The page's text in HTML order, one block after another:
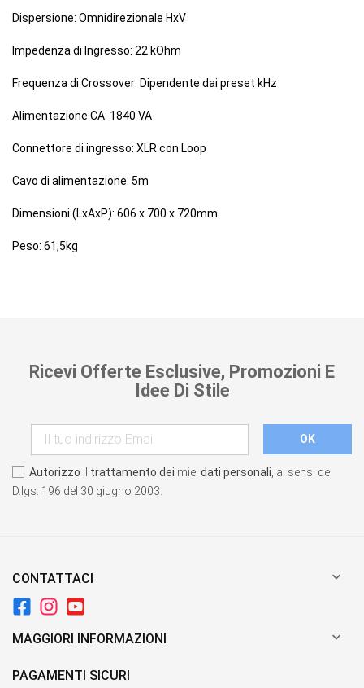
Dispersione: Omnidirezionale HxV
Impedenza di Ingresso: 22 kOhm
Frequenza di Crossover: Dipendente dai preset kHz
Alimentazione CA: 1840 VA
Connettore di ingresso: XLR con Loop
Cavo di alimentazione: 5m
Dimensioni (LxAxP): 606 x 700 x 720mm
Peso: 61,5kg
Ricevi Offerte Esclusive, Promozioni E
Idee Di Stile
Autorizzo il trattamento dei miei dati personali , ai sensi del
D.lgs. 196 del 30 giugno 2003.
CONTATTACI 
MAGGIORI INFORMAZIONI 
PAGAMENTI SICURI